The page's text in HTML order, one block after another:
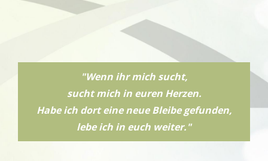
"Wenn ihr mich sucht,
sucht mich in euren Herzen.
Habe ich dort eine neue Bleibe gefunden,
lebe ich in euch weiter."